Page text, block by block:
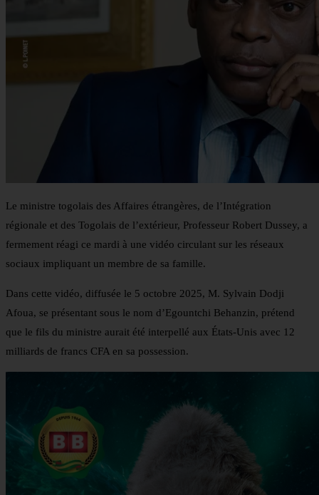
Le ministre togolais des Affaires étrangères, de l’Intégration
régionale et des Togolais de l’extérieur, Professeur Robert Dussey, a
fermement réagi ce mardi à une vidéo circulant sur les réseaux
sociaux impliquant un membre de sa famille.
Dans cette vidéo, diffusée le 5 octobre 2025, M. Sylvain Dodji
Afoua, se présentant sous le nom d’Egountchi Behanzin, prétend
que le fils du ministre aurait été interpellé aux États-Unis avec 12
milliards de francs CFA en sa possession.